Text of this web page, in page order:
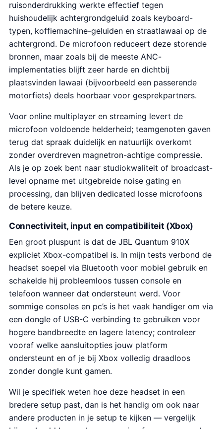
ruisonderdrukking werkte effectief tegen
huishoudelijk achtergrondgeluid zoals keyboard-
typen, koffiemachine-geluiden en straatlawaai op de
achtergrond. De microfoon reduceert deze storende
bronnen, maar zoals bij de meeste ANC-
implementaties blijft zeer harde en dichtbij
plaatsvinden lawaai (bijvoorbeeld een passerende
motorfiets) deels hoorbaar voor gesprekpartners.
Voor online multiplayer en streaming levert de
microfoon voldoende helderheid; teamgenoten gaven
terug dat spraak duidelijk en natuurlijk overkomt
zonder overdreven magnetron-achtige compressie.
Als je op zoek bent naar studiokwaliteit of broadcast-
level opname met uitgebreide noise gating en
processing, dan blijven dedicated losse microfoons
de betere keuze.
Connectiviteit, input en compatibiliteit (Xbox)
Een groot pluspunt is dat de JBL Quantum 910X
expliciet Xbox-compatibel is. In mijn tests verbond de
headset soepel via Bluetooth voor mobiel gebruik en
schakelde hij probleemloos tussen console en
telefoon wanneer dat ondersteunt werd. Voor
sommige consoles en pc’s is het vaak handiger om via
een dongle of USB-C verbinding te gebruiken voor
hogere bandbreedte en lagere latency; controleer
vooraf welke aansluitopties jouw platform
ondersteunt en of je bij Xbox volledig draadloos
zonder dongle kunt gamen.
Wil je specifiek weten hoe deze headset in een
bredere setup past, dan is het handig om ook naar
andere producten in je setup te kijken — vergelijk